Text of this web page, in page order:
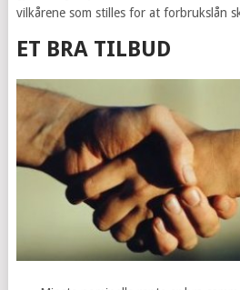
vilkårene som stilles for at forbrukslån
ET BRA TILBUD